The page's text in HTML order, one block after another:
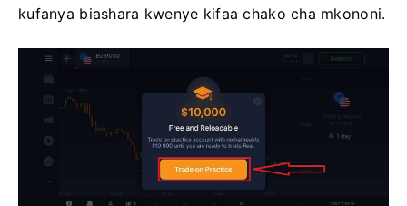
kufanya biashara kwenye kifaa chako cha mkononi.